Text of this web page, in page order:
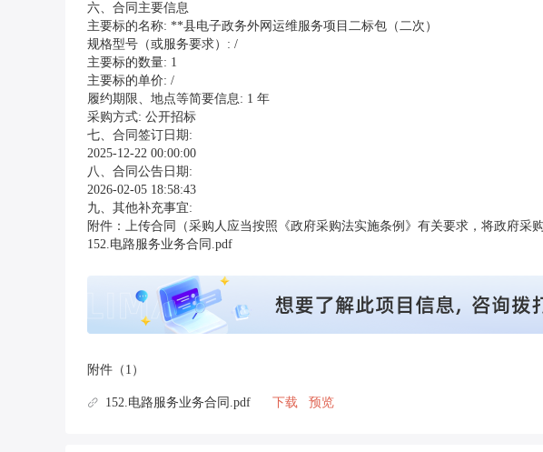
六、合同主要信息
主要标的名称: **县电子政务外网运维服务项目二标包（二次）
规格型号（或服务要求）: /
主要标的数量: 1
主要标的单价: /
履约期限、地点等简要信息: 1 年
采购方式: 公开招标
七、合同签订日期:
2025-12-22 00:00:00
八、合同公告日期:
2026-02-05 18:58:43
九、其他补充事宜:
附件：上传合同（采购人应当按照《政府采购法实施条例》有关要求，将政府采
152.电路服务业务合同.pdf
附件（1）
152.电路服务业务合同.pdf 下载 预览